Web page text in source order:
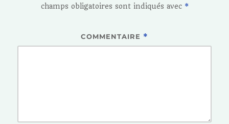
champs obligatoires sont indiqués avec *
COMMENTAIRE *